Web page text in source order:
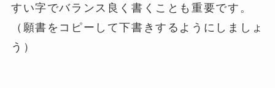
すい字でバランス良く書くことも重要です。
（願書をコピーして下書きするようにしましょ
う）